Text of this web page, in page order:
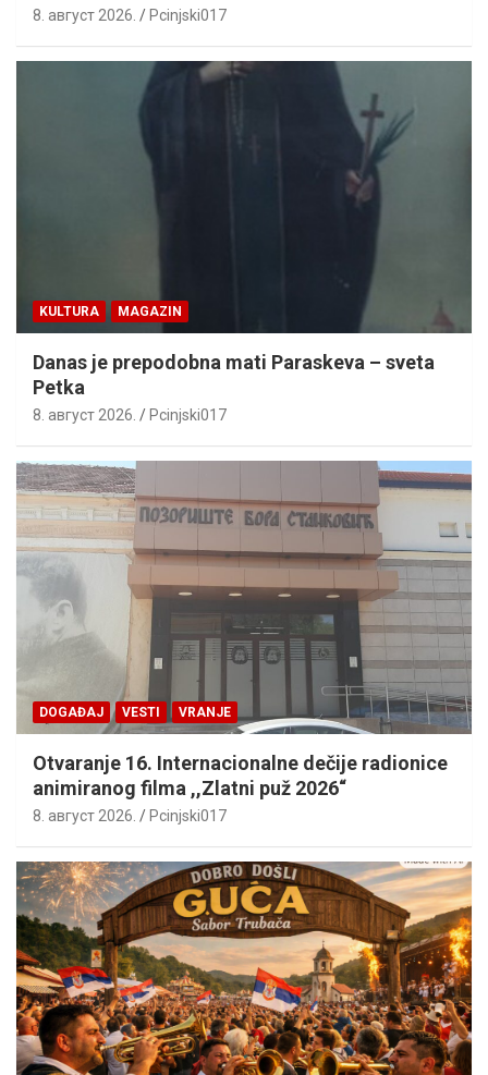
8. август 2026. Pcinjski017
KULTURA MAGAZIN
Danas je prepodobna mati Paraskeva – sveta
Petka
8. август 2026. Pcinjski017
DOGAĐAJ VESTI VRANJE
Otvaranje 16. Internacionalne dečije radionice
animiranog filma ,,Zlatni puž 2026“
8. август 2026. Pcinjski017